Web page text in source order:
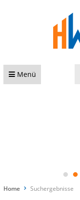
Menü
Home Suchergebnisse